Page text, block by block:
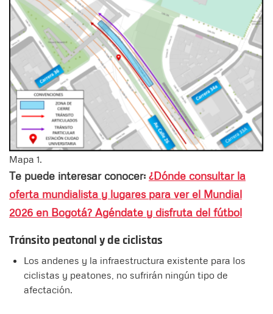
Mapa 1.
Te puede interesar conocer: ¿Dónde consultar la
oferta mundialista y lugares para ver el Mundial
2026 en Bogotá? Agéndate y disfruta del fútbol
Tránsito peatonal y de ciclistas
Los andenes y la infraestructura existente para los
ciclistas y peatones, no sufrirán ningún tipo de
afectación.